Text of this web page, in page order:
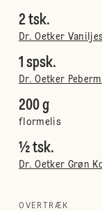
2 tsk.
Dr. Oetker
1 spsk.
Dr. Oetker
200 g
flormelis
½ tsk.
Dr. Oetker Grøn
OVERTRÆK